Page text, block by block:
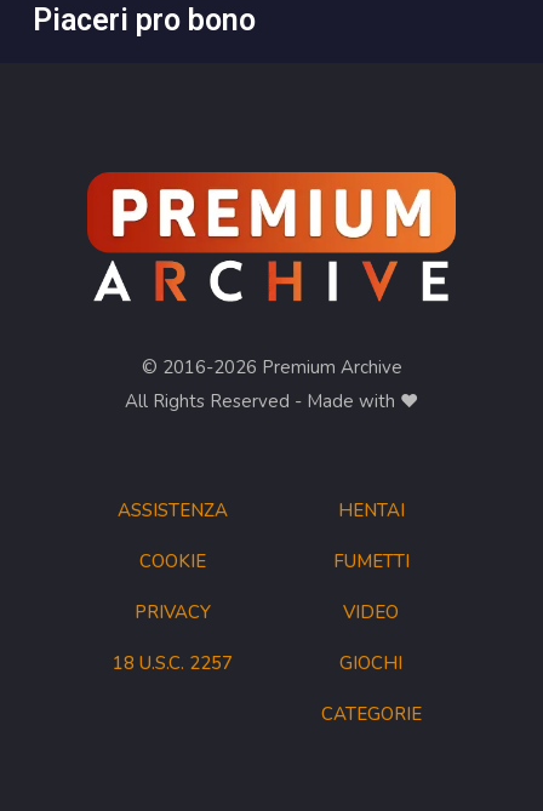
piaceri pro bono
ASSISTENZA
COOKIE
PRIVACY
18 U.S.C. 2257
© 2016-2026 Premium Archive
All Rights Reserved - Made with ❤︎
HENTAI
FUMETTI
VIDEO
GIOCHI
CATEGORIE